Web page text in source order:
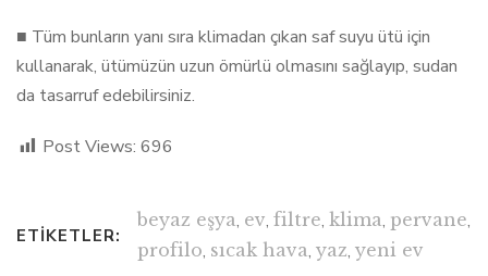
■ Tüm bunların yanı sıra klimadan çıkan saf suyu ütü için
kullanarak, ütümüzün uzun ömürlü olmasını sağlayıp, sudan
da tasarruf edebilirsiniz.
Post Views: 696
ETIKETLER:
beyaz eşya, ev, filtre, klima, pervane,
profilo, sıcak hava, yaz, yeni ev